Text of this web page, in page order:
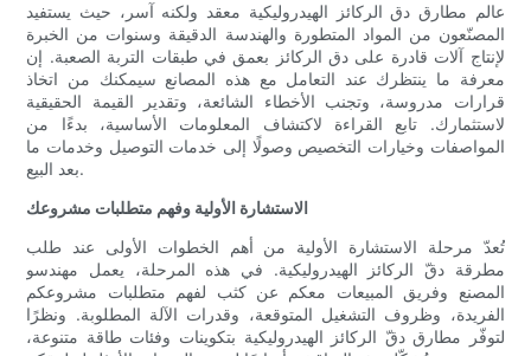
عالم مطارق دق الركائز الهيدروليكية معقد ولكنه آسر، حيث يستفيد
المصنّعون من المواد المتطورة والهندسة الدقيقة وسنوات من الخبرة
لإنتاج آلات قادرة على دق الركائز بعمق في طبقات التربة الصعبة. إن
معرفة ما ينتظرك عند التعامل مع هذه المصانع سيمكنك من اتخاذ
قرارات مدروسة، وتجنب الأخطاء الشائعة، وتقدير القيمة الحقيقية
لاستثمارك. تابع القراءة لاكتشاف المعلومات الأساسية، بدءًا من
المواصفات وخيارات التخصيص وصولًا إلى خدمات التوصيل وخدمات ما
بعد البيع.
الاستشارة الأولية وفهم متطلبات مشروعك
تُعدّ مرحلة الاستشارة الأولية من أهم الخطوات الأولى عند طلب
مطرقة دقّ الركائز الهيدروليكية. في هذه المرحلة، يعمل مهندسو
المصنع وفريق المبيعات معكم عن كثب لفهم متطلبات مشروعكم
الفريدة، وظروف التشغيل المتوقعة، وقدرات الآلة المطلوبة. ونظرًا
لتوفّر مطارق دقّ الركائز الهيدروليكية بتكوينات وفئات طاقة متنوعة،